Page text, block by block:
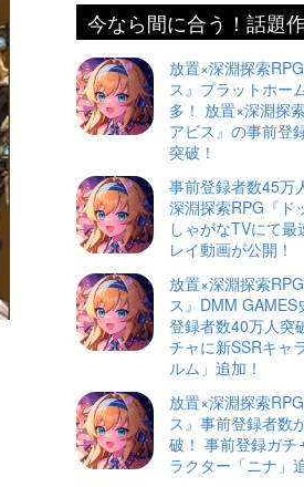
今なら間に合う！話題
放置×深淵探索
ス』プラットホー
多！ 放置×深淵探
アビス』の事前登
突破！
事前登録者数45万
深淵探索RPG『ド
しゃがなTVにて
レイ動画が公開！
放置×深淵探索
ス』DMM GAMES
登録者数40万人突
チャに新SSRキャ
ルム」追加！
放置×深淵探索
ス』事前登録者数
破！ 事前登録ガチ
ラクター「ニナ」